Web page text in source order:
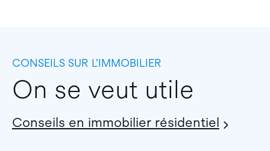
CONSEILS SUR L’IMMOBILIER
On se veut utile
Conseils en immobilier résidentiel